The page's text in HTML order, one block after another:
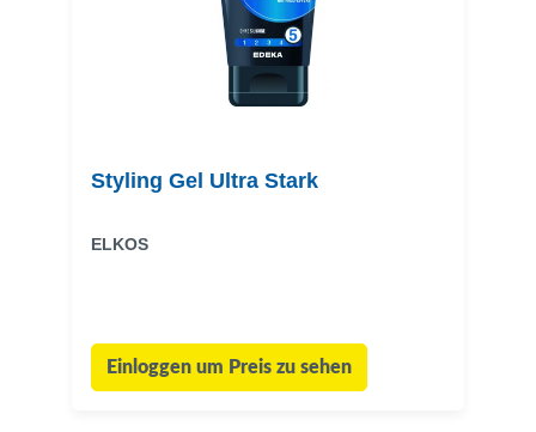
Styling Gel Ultra Stark
ELKOS
Einloggen um Preis zu sehen